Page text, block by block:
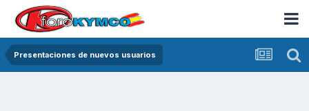
Presentaciones de nuevos usuarios